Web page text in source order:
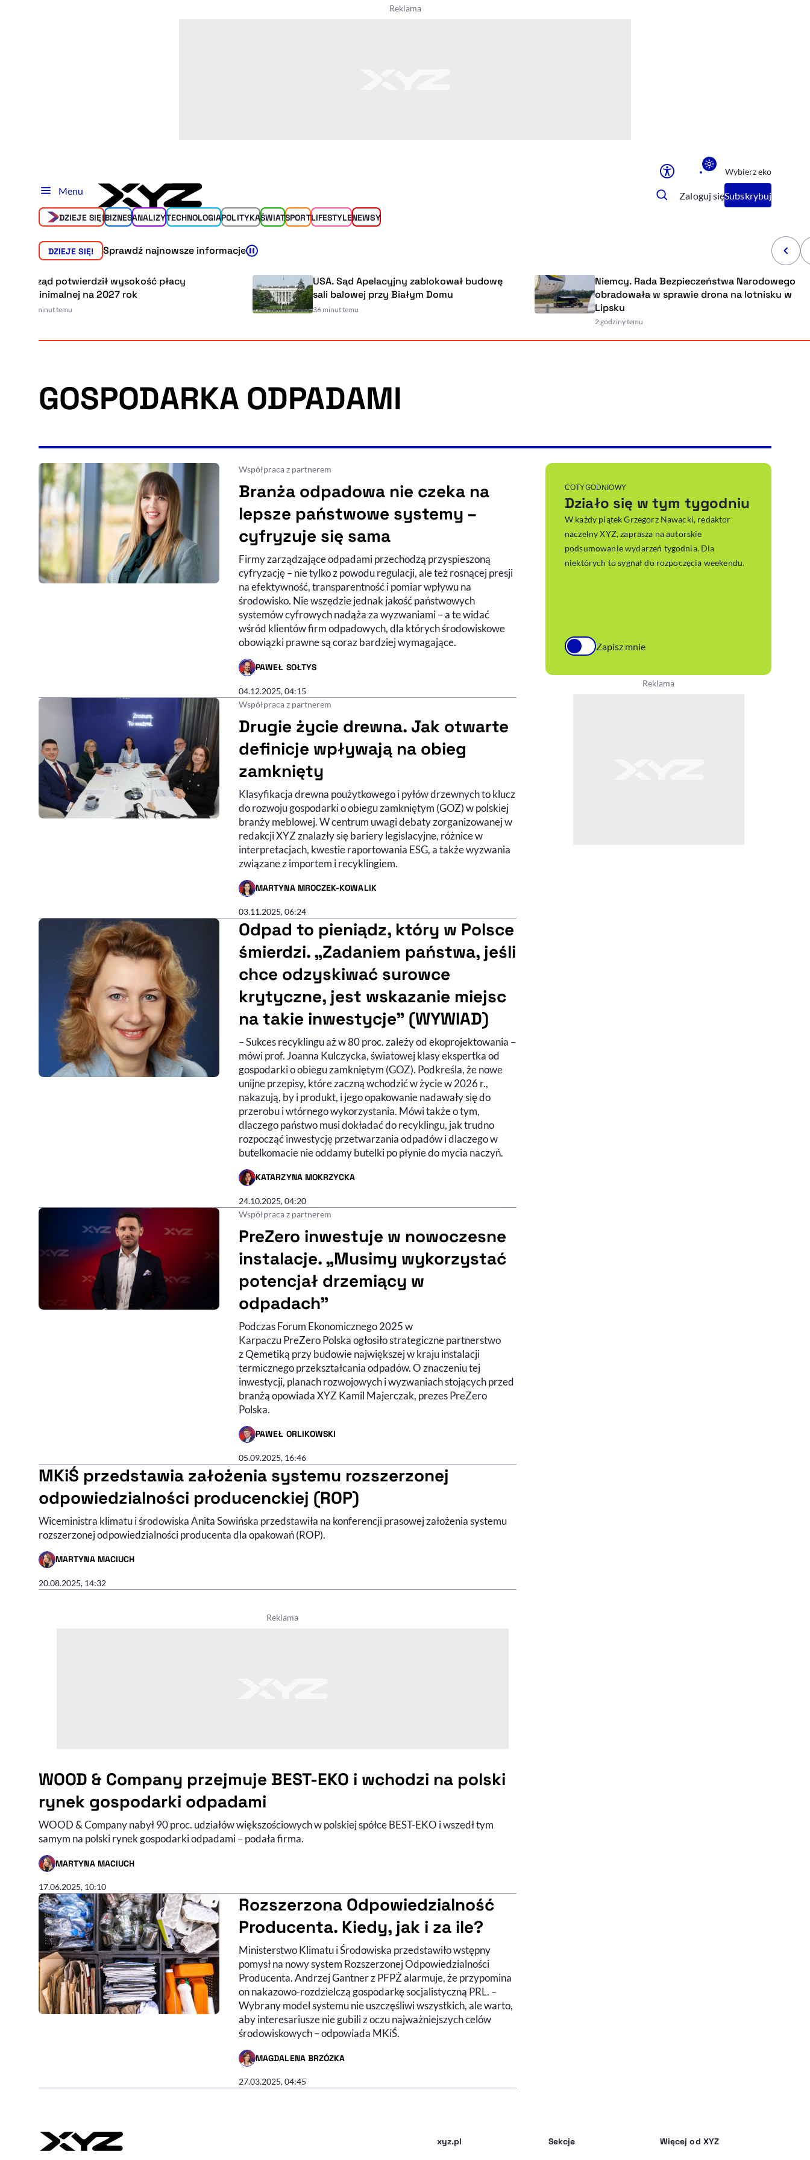
Powiększenie kursora
Sprawdź, jak i dlaczego zwiększamy dostępność, otwiera się w nowym
Deklaracja dostępności
, otwiera się w
Wybierz eko
Menu Zaloguj sięSubskrybuj
DZIEJE SIĘ!BIZNESANALIZYTECHNOLOGIAPOLITYKAŚWIATSPORTLIFESTYLENEWSY
DZIEJE SIĘ! Sprawdź najnowsze informacje
potwierdził wysokość płacy
na 2027 rok
USA. Sąd Apelacyjny zablokował budowę
sali balowej przy Białym Domu
36 minut temu
Niemcy. Rada Bezpieczeństwa Narodowego
obradowała w sprawie drona na lotnisku w
Lipsku
2 godziny temu
GOSPODARKA ODPADAMI
Współpraca z partnerem
Branża odpadowa nie czeka na
lepsze państwowe systemy –
cyfryzuje się sama
Firmy zarządzające odpadami przechodzą przyspieszoną
cyfryzację – nie tylko z powodu regulacji, ale też rosnącej presji
na efektywność, transparentność i pomiar wpływu na
środowisko. Nie wszędzie jednak jakość państwowych
systemów cyfrowych nadąża za wyzwaniami – a te widać
wśród klientów firm odpadowych, dla których środowiskowe
obowiązki prawne są coraz bardziej wymagające.
PAWEŁ SOŁTYS
- AUTOR ARTYKUŁU - PROFIL
04.12.2025, 04:15
Współpraca z partnerem
Drugie życie drewna. Jak otwarte
definicje wpływają na obieg
zamknięty
Klasyfikacja drewna poużytkowego i pyłów drzewnych to klucz
do rozwoju gospodarki o obiegu zamkniętym (GOZ) w polskiej
branży meblowej. W centrum uwagi debaty zorganizowanej w
redakcji XYZ znalazły się bariery legislacyjne, różnice w
interpretacjach, kwestie raportowania ESG, a także wyzwania
związane z importem i recyklingiem.
MARTYNA MROCZEK-KOWALIK
- AUTOR ARTYKUŁU - PROFIL
03.11.2025, 06:24
Odpad to pieniądz, który w Polsce
śmierdzi. „Zadaniem państwa, jeśli
chce odzyskiwać surowce
krytyczne, jest wskazanie miejsc
na takie inwestycje” (WYWIAD)
– Sukces recyklingu aż w 80 proc. zależy od ekoprojektowania –
mówi prof. Joanna Kulczycka, światowej klasy ekspertka od
gospodarki o obiegu zamkniętym (GOZ). Podkreśla, że nowe
unijne przepisy, które zaczną wchodzić w życie w 2026 r.,
nakazują, by i produkt, i jego opakowanie nadawały się do
przerobu i wtórnego wykorzystania. Mówi także o tym,
dlaczego państwo musi dokładać do recyklingu, jak trudno
rozpocząć inwestycję przetwarzania odpadów i dlaczego w
butelkomacie nie oddamy butelki po płynie do mycia naczyń.
KATARZYNA MOKRZYCKA
- AUTOR ARTYKUŁU - PROFIL
24.10.2025, 04:20
Współpraca z partnerem
PreZero inwestuje w nowoczesne
instalacje. „Musimy wykorzystać
potencjał drzemiący w
odpadach”
Nagranie wideo
Podczas Forum Ekonomicznego 2025 w
Karpaczu PreZero Polska ogłosiło strategiczne partnerstwo
z Qemetiką przy budowie największej w kraju instalacji
termicznego przekształcania odpadów. O znaczeniu tej
inwestycji, planach rozwojowych i wyzwaniach stojących przed
branżą opowiada XYZ Kamil Majerczak, prezes PreZero
Polska.
PAWEŁ ORLIKOWSKI
- AUTOR ARTYKUŁU - PROFIL
05.09.2025, 16:46
MKiŚ przedstawia założenia systemu rozszerzonej
odpowiedzialności producenckiej (ROP)
Wiceministra klimatu i środowiska Anita Sowińska przedstawiła na konferencji prasowej założenia systemu
rozszerzonej odpowiedzialności producenta dla opakowań (ROP).
MARTYNA MACIUCH
- AUTOR ARTYKUŁU - PROFIL
20.08.2025, 14:32
WOOD & Company przejmuje BEST-EKO i wchodzi na polski
rynek gospodarki odpadami
WOOD & Company nabył 90 proc. udziałów większościowych w polskiej spółce BEST-EKO i wszedł tym
samym na polski rynek gospodarki odpadami – podała firma.
MARTYNA MACIUCH
- AUTOR ARTYKUŁU - PROFIL
17.06.2025, 10:10
Rozszerzona Odpowiedzialność
Producenta. Kiedy, jak i za ile?
Ministerstwo Klimatu i Środowiska przedstawiło wstępny
pomysł na nowy system Rozszerzonej Odpowiedzialności
Producenta. Andrzej Gantner z PFPŻ alarmuje, że przypomina
on nakazowo-rozdzielczą gospodarkę socjalistyczną PRL. –
Wybrany model systemu nie uszczęśliwi wszystkich, ale warto,
aby interesariusze nie gubili z oczu najważniejszych celów
środowiskowych – odpowiada MKiŚ.
MAGDALENA BRZÓZKA
- AUTOR ARTYKUŁU - PROFIL
27.03.2025, 04:45
xyz.pl Sekcje Więcej od XYZ